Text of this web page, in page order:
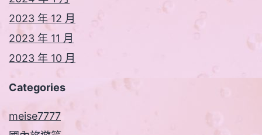
2023 年 12 月
2023 年 11 月
2023 年 10 月
Categories
meise7777